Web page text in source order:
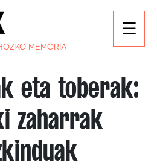
MEMORIA
eta toberak:
zaharrak